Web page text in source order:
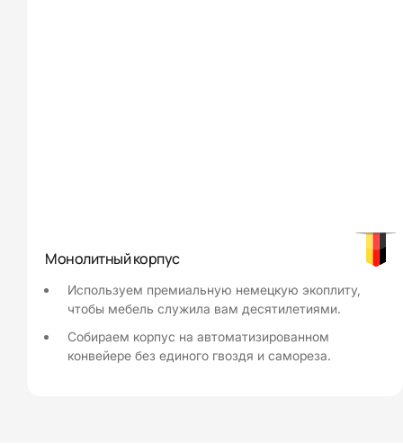
Монолитный корпус
Используем премиальную немецкую экоплиту,
чтобы мебель служила вам десятилетиями.
Собираем корпус на автоматизированном
конвейере без единого гвоздя и самореза.